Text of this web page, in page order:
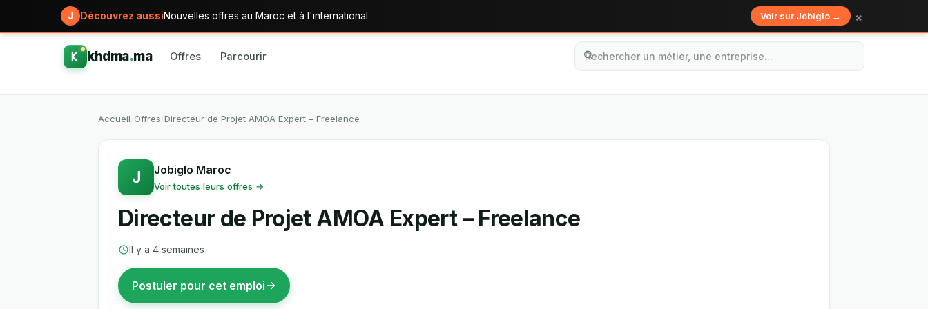
J Découvrez aussiNouvelles offres au Maroc et à l'international Voir sur Jobiglo → ×
khdma.ma Offres Parcourir
Accueil Offres Directeur de Projet AMOA Expert – Freelance
J Jobiglo Maroc
Voir toutes leurs offres →
Directeur de Projet AMOA Expert – Freelance
Il y a 4 semaines
Postuler pour cet emploi